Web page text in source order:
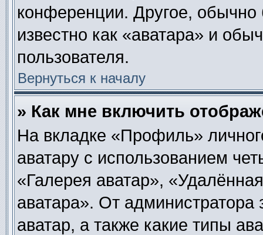
конференции. Другое,
известно как «аватара» и
пользователя.
Вернуться к началу
» Как мне включить
На вкладке «Профиль»
аватару с использованием
«Галерея аватар»,
аватара». От администратора
аватар, а также какие типы